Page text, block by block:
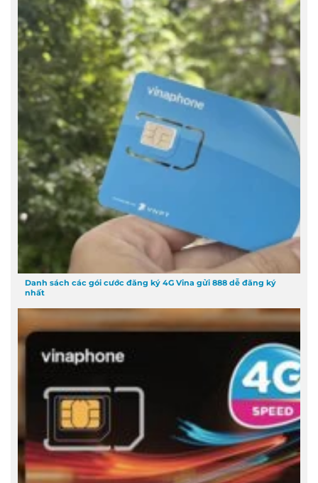
Danh sách các gói cước đăng ký 4G Vina gửi 888 dễ đăng ký
nhất